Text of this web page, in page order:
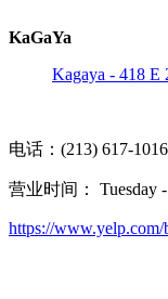
KaGaYa
Kagaya - 418 E
电话：(213) 617-1016
营业时间： Tuesday
https://www.yelp.com/